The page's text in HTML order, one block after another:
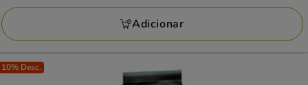
avaliações
107.78€
Adicionar
10% Desc.